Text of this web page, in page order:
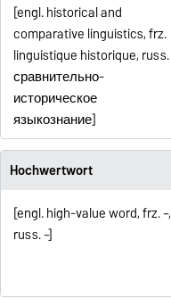
[engl. historical and
comparative linguistics, frz.
linguistique historique, russ.
сравнительно-
историческое
языкознание]
Hochwertwort
[engl. high-value word, frz. –,
russ. –]